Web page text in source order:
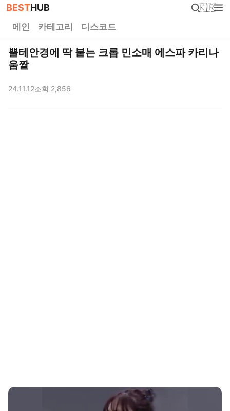
BESTHUB 🇰🇷
메인 카테고리 디스코드
뿔테안경에 딱 붙는 크롭 민소매 에스파 카리나
움짤
24.11.12조회 2,856